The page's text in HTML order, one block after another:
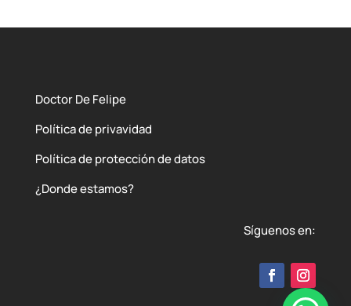
Doctor De Felipe
Política de privavidad
Política de protección de datos
¿Donde estamos?
Síguenos en: